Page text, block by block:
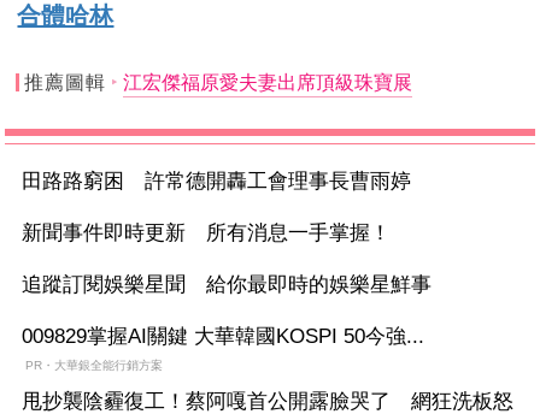
合體哈林
推薦圖輯 江宏傑福原愛夫妻出席頂級珠寶展
田路路窮困 許常德開轟工會理事長曹雨婷
新聞事件即時更新 所有消息一手掌握！
追蹤訂閱娛樂星聞 給你最即時的娛樂星鮮事
009829掌握AI關鍵 大華韓國KOSPI 50今強...
PR・大華銀全能行銷方案
甩抄襲陰霾復工！蔡阿嘎首公開露臉哭了 網狂洗板怒